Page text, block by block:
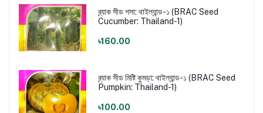
ব্র্যাক সীড শসা: থাইল্যান্ড-১ (BRAC Seed
Cucumber: Thailand-1)
৳160.00
ব্র্যাক সীড মিষ্টি কুমড়া: থাইল্যান্ড-১ (BRAC Seed
Pumpkin: Thailand-1)
৳100.00